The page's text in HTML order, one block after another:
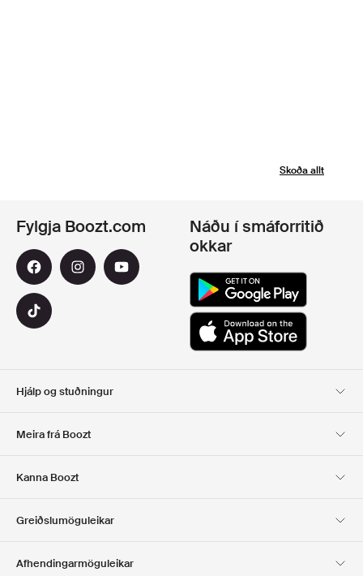
Skoða allt
Hjálp og stuðningur
Meira frá Boozt
Club Boozt
Kanna Boozt
Fylgja Boozt.com
Náðu í smáforritið
okkar
Greiðslumöguleikar
Afhendingarmöguleikar